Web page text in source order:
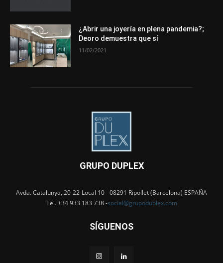
¿Abrir una joyería en plena pandemia?;
Deoro demuestra que sí
11/02/2021
GRUPO DUPLEX
Avda. Catalunya, 20-22-Local 10 - 08291 Ripollet (Barcelona) ESPAÑA
Tel. +34 933 183 738 -social@grupoduplex.com
SÍGUENOS